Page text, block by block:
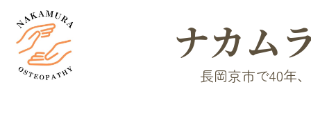
ナカム
長岡京市で40年